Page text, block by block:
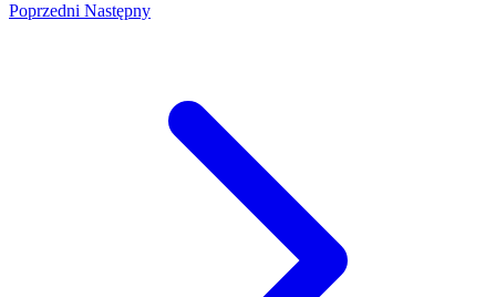
Poprzedni Następny